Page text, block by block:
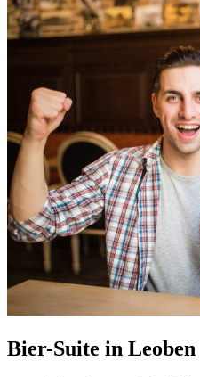
Bier-Suite in Leoben